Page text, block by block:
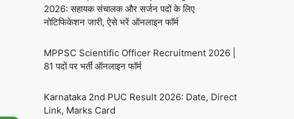
2026: सहायक संचालक और सर्जन पदों के लिए
नोटिफिकेशन जारी, ऐसे भरें ऑनलाइन फॉर्म
MPPSC Scientific Officer Recruitment 2026 |
81 पदों पर भर्ती ऑनलाइन फॉर्म
Karnataka 2nd PUC Result 2026: Date, Direct
Link, Marks Card